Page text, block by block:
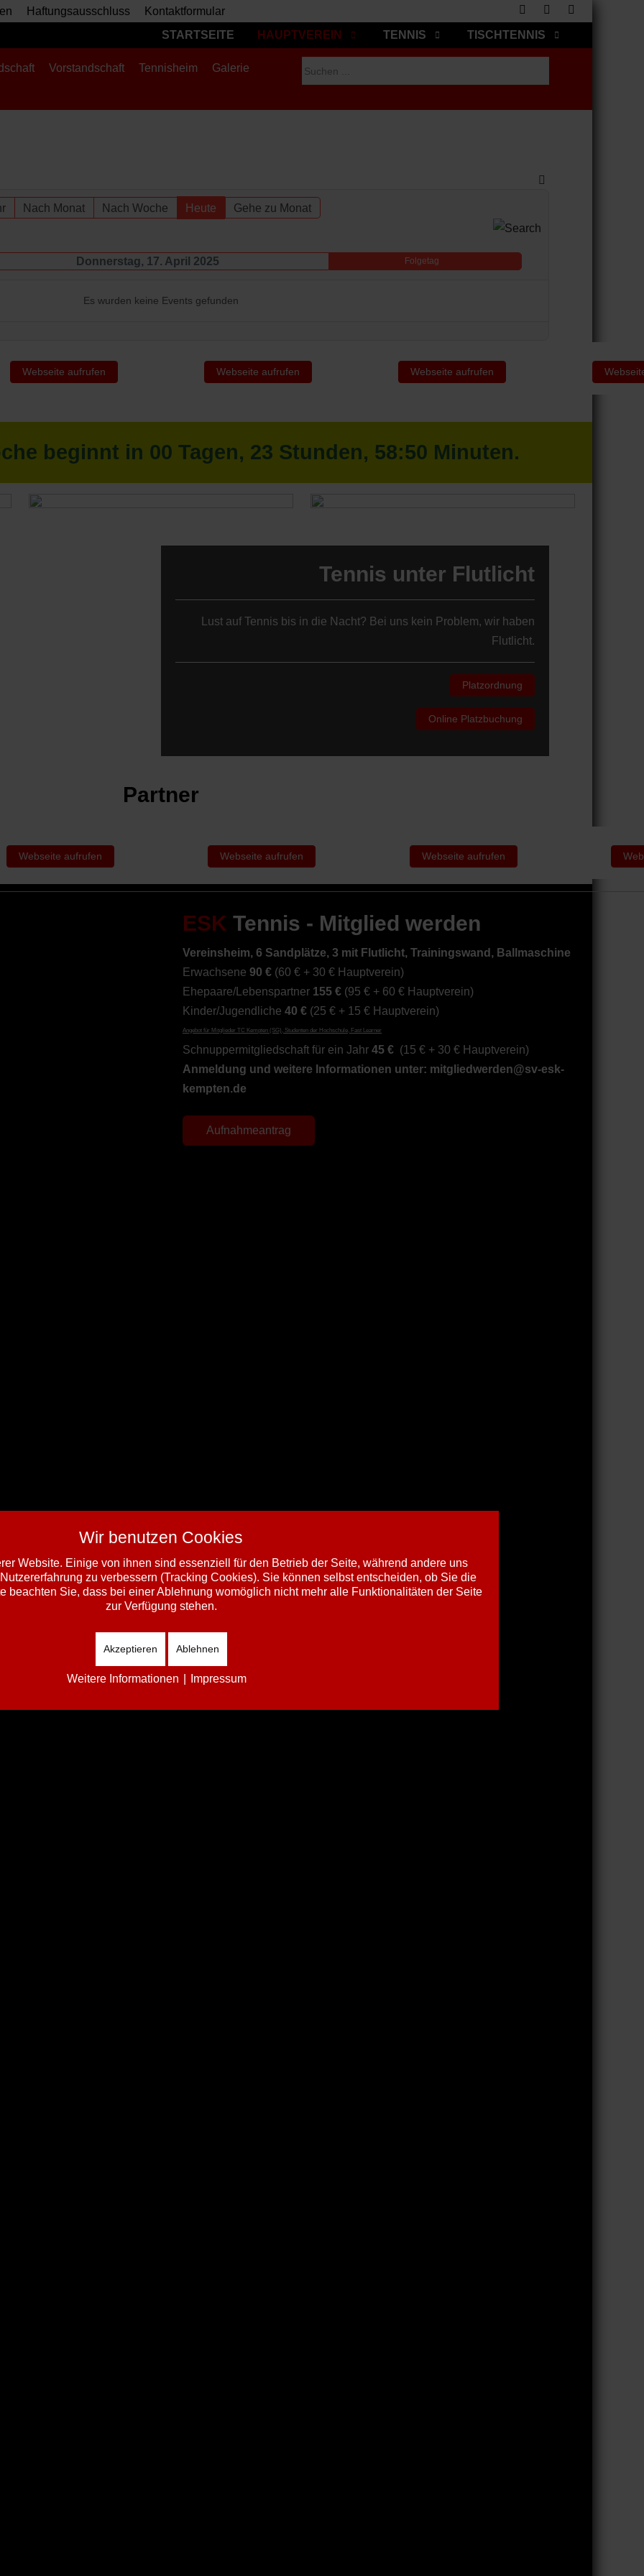
Haftungsausschluss
Kontaktformular
STARTSEITE
HAUPTVEREIN TENNIS TISCHTENNIS
Vorstandschaft Tennisheim
Galerie
Nach Monat Nach Woche Heute Gehe zu Monat
Donnerstag, 17. April 2025 Folgetag
Es wurden keine Events gefunden
Webseite aufrufen Webseite aufrufen Webseite aufrufen
beginnt in 00 Tagen, 23 Stunden, 58:50 Minuten.
Tennis unter Flutlicht
Lust auf Tennis bis in die Nacht? Bei uns kein Problem, wir haben
Flutlicht.
Platzordnung
Online Platzbuchung
Partner
Webseite aufrufen Webseite aufrufen Webseite aufrufen
ESK Tennis - Mitglied werden
Vereinsheim, 6 Sandplätze, 3 mit Flutlicht, Trainingswand, Ballmaschine
Erwachsene 90 € (60 € + 30 € Hauptverein)
Ehepaare/Lebenspartner 155 € (95 € + 60 € Hauptverein)
Kinder/Jugendliche 40 € (25 € + 15 € Hauptverein)
Angebot für Mitglieder TC Kempten (SG), Studenten der Hochschule, Fast Learner
Schnuppermitgliedschaft für ein Jahr 45 € (15 € + 30 € Hauptverein)
Anmeldung und weitere Informationen unter: mitgliedwerden@sv-esk-
kempten.de
Aufnahmeantrag
Wir benutzen Cookies
Website. Einige von ihnen sind essenziell für den Betrieb der Seite, während andere uns
zu verbessern (Tracking Cookies). Sie können selbst entscheiden, ob Sie die
beachten Sie, dass bei einer Ablehnung womöglich nicht mehr alle Funktionalitäten der Seite
zur Verfügung stehen.
Akzeptieren Ablehnen
Weitere Informationen Impressum